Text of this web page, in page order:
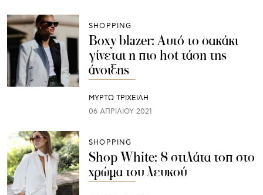
SHOPPING
Boxy blazer: Αυτό το σακάκι
γίνεται η πιο hot τάση της
άνοιξης
ΜΥΡΤΩ ΤΡΙΧΕΙΛΗ
06 ΑΠΡΙΛΊΟΥ 2021
SHOPPING
Shop White: 8 στιλάτα τοπ στο
χρώμα του λευκού